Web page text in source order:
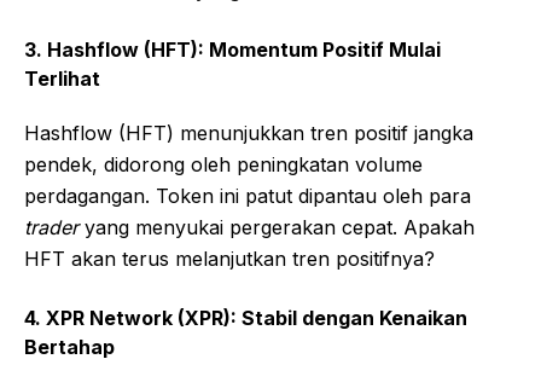
3. Hashflow (HFT): Momentum Positif Mulai
Terlihat
Hashflow (HFT) menunjukkan tren positif jangka
pendek, didorong oleh peningkatan volume
perdagangan. Token ini patut dipantau oleh para
traderyang menyukai pergerakan cepat. Apakah
HFT akan terus melanjutkan tren positifnya?
4. XPR Network (XPR): Stabil dengan Kenaikan
Bertahap